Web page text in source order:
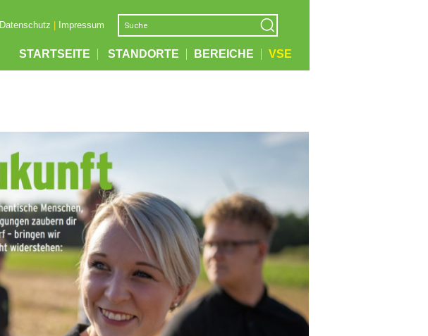
Datenschutz Impressum
STARTSEITE STANDORTE BEREICHE VSE